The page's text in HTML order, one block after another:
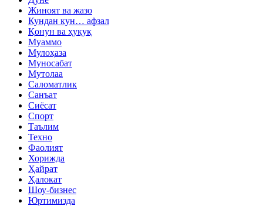
Жиноят ва жазо
Кундан кун… афзал
Қонун ва ҳуқуқ
Муаммо
Мулоҳаза
Муносабат
Мутолаа
Саломатлик
Санъат
Сиёсат
Спорт
Таълим
Техно
Фаолият
Хорижда
Ҳайрат
Ҳалокат
Шоу-бизнес
Юртимизда